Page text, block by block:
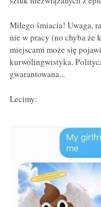
Miłego śmiacia! Uwaga,
nie w pracy (no chyba że
miejscami może się
kurwolingwistyka.
gwarantowana...
Lecimy: